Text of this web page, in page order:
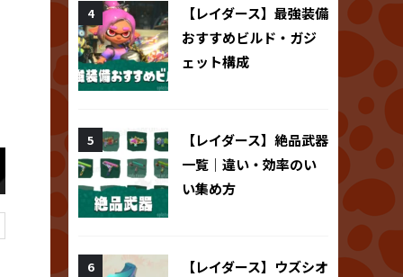
【レイダース】最強装備
おすすめビルド・ガジ
ェット構成
【レイダース】絶品武器
一覧｜違い・効率のい
い集め方
【レイダース】ウズシオ